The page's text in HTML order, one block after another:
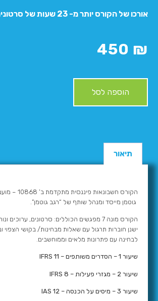
אורכו של הקורס יותר מ- 23 שעות של סרטונים
450 ₪
הוספה לסל
תיאור
הקורס
גוטמן מייסד ומנהל שותף של “רגב גוטמן”.
הקורס מונה 7 מפגשים הכוללים: סרטונים,
ישנן חוברות תרגול עם שאלות מבחינות/ בקושי
לבחינה עם פתרונות מלאים וממוחשבים.
שיעור 1 – הסדרים משותפים – IFRS 11
שיעור 2 – מגזרי פעילות – IFRS 8
שיעור 3 – מיסים על הכנסה – IAS 12